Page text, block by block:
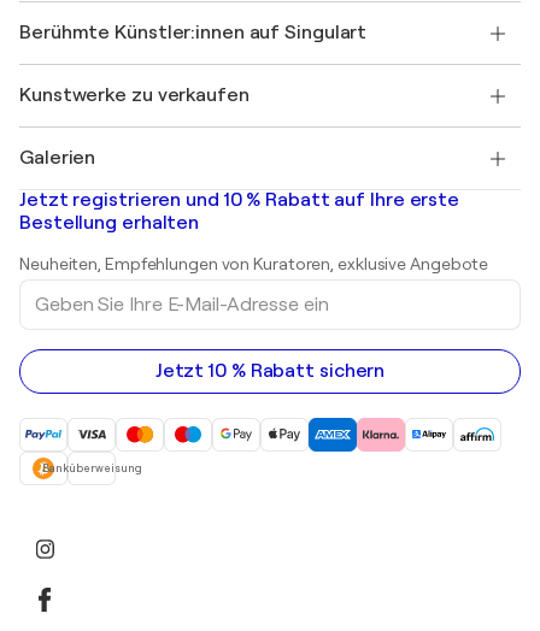
Ihr Konto
+49 30 31196995
Singulart-Magazin
Jobs
Entdecken Sie kuratierte Originalkunst
Als Künstler anmelden
Berühmte Künstler:innen auf Singulart
Marc Chagall
Banksy
Mr. Brainwash
Shepard Fairey
Kunstwerke zu verkaufen
Abstrakte Gemälde zu verkaufen
Landschaftsgemälde
Drucke
Acrylgemälde
Galerien
Kunstgalerien in Deutschland
Kunstgalerien in Schweiz
Jetzt registrieren und 10 % Rabatt auf Ihre erste
Bestellung erhalten
Neuheiten, Empfehlungen von Kuratoren, exklusive Angebote
Geben
Sie
Ihre
E-
Mail-
Adresse
Jetzt 10 % Rabatt sichern
Banküberweisung